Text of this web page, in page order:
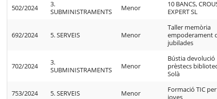
502/2024
3.
SUBMINISTRAMENTS
Menor
10 BANCS,
EXPERT SL
692/2024 5. SERVEIS Menor
Taller memòria
empoderament
jubilades
702/2024
3.
SUBMINISTRAMENTS
Menor
Bústia devolució
prèstecs
Solà
753/2024 5. SERVEIS Menor
Formació TIC
joves